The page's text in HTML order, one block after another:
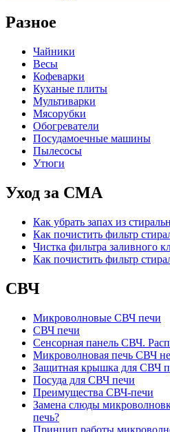
Разное
Чайники
Весы
Кофеварки
Куханые плиты
Мультиварки
Мясорубки
Обогреватели
Посудамоечные машины
Пылесосы
Утюги
Уход за СМА
Как убрать запах из
Как почистить фильтр
Чистка фильтра заливного
Как почистить фильтр
СВЧ
Микроволновые СВЧ печи
СВЧ печи
Сенсорная панель СВЧ.
Микроволновая печь СВЧ не
Защитная крышка для СВЧ
Посуда для СВЧ печи
Преимущества СВЧ-печи
Замена слюды
печь?
Принцип работы